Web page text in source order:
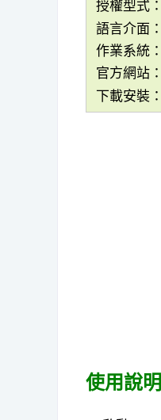
授權型式
語言介面
作業系統
官方網站：
下載安裝：
使用說明